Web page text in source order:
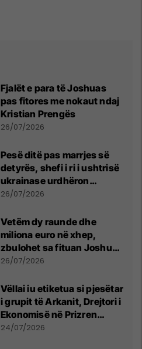
Fjalët e para të Joshuas
pas fitores me nokaut ndaj
Kristian Prengës
26/07/2026
Pesë ditë pas marrjes së
detyrës, shefi i ri i ushtrisë
ukrainase urdhëron
kontroll të madh
26/07/2026
Vetëm dy raunde dhe
miliona euro në xhep,
zbulohet sa fituan Joshua
e Prenga
26/07/2026
Vëllai iu etiketua si pjesëtar
i grupit të Arkanit, Drejtori i
Ekonomisë në Prizren
mohon pretendimet
24/07/2026